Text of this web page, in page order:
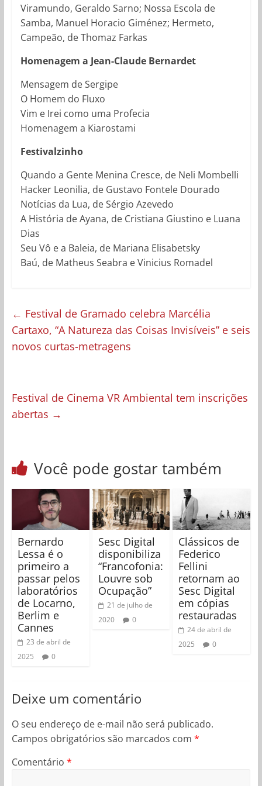
Viramundo, Geraldo Sarno; Nossa Escola de
Samba, Manuel Horacio Giménez; Hermeto,
Campeão, de Thomaz Farkas
Homenagem a Jean-Claude Bernardet
Mensagem de Sergipe
O Homem do Fluxo
Vim e Irei como uma Profecia
Homenagem a Kiarostami
Festivalzinho
Quando a Gente Menina Cresce, de Neli Mombelli
Hacker Leonilia, de Gustavo Fontele Dourado
Notícias da Lua, de Sérgio Azevedo
A História de Ayana, de Cristiana Giustino e Luana
Dias
Seu Vô e a Baleia, de Mariana Elisabetsky
Baú, de Matheus Seabra e Vinicius Romadel
← Festival de Gramado celebra Marcélia
Cartaxo, “A Natureza das Coisas Invisíveis” e seis
novos curtas-metragens
Festival de Cinema VR Ambiental tem inscrições
abertas →
Você pode gostar também
Bernardo
Lessa é o
primeiro a
passar pelos
laboratórios
de Locarno,
Berlim e
Cannes
23 de abril de
2025
0
Sesc Digital
disponibiliza
“Francofonia:
Louvre sob
Ocupação”
21 de julho de
2020
0
Clássicos de
Federico
Fellini
retornam ao
Sesc Digital
em cópias
restauradas
24 de abril de
2025
0
Deixe um comentário
O seu endereço de e-mail não será publicado.
Campos obrigatórios são marcados com *
Comentário *